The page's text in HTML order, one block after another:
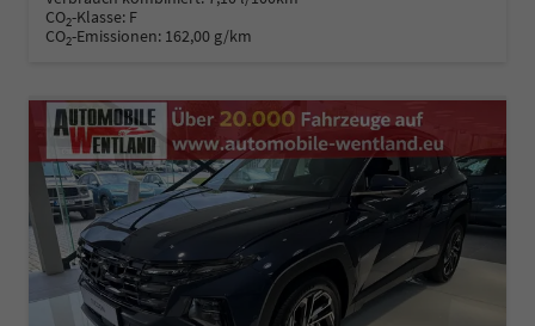
CO2-Klasse: F
CO2-Emissionen: 162,00 g/km